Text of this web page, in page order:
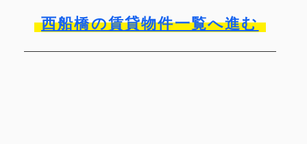
西船橋の賃貸物件一覧へ進む